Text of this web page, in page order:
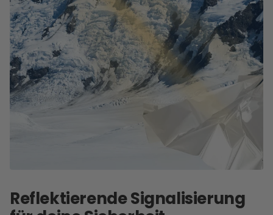
Reflektierende Signalisierung